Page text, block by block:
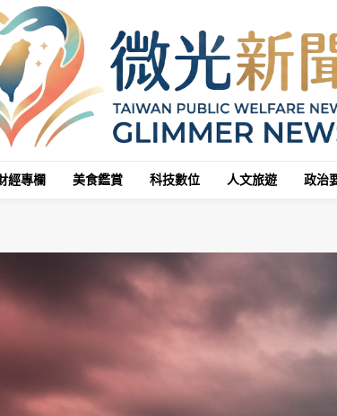
經專欄 美食鑑賞 科技數位 人文旅遊 政治